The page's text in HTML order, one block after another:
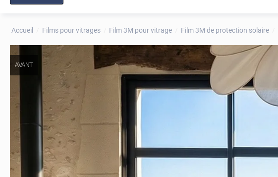
Accueil Films pour vitrages Film 3M pour vitrage Film 3M de protection solaire
AVANT